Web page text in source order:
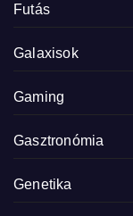
Futás
Galaxisok
Gaming
Gasztronómia
Genetika